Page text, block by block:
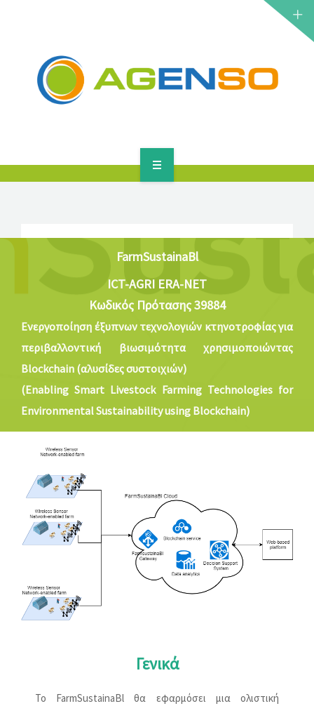
ΛΎΣΕΙΣ
ΑΡΧΙΚΉ
ΛΎΣΕΙΣ
ΝΈΑ
ΕΠΙΚΟΙΝΩΝΊΑ
FarmSustainaBl
ICT-AGRI ERA-NET
Κωδικός Πρότασης 39884
Ενεργοποίηση έξυπνων τεχνολογιών κτηνοτροφίας για
περιβαλλοντική βιωσιμότητα χρησιμοποιώντας
Blockchain (αλυσίδες συστοιχιών)
(Enabling Smart Livestock Farming Technologies for
Environmental Sustainability using Blockchain)
Γενικά
Το FarmSustainaBl θα εφαρμόσει μια ολιστική